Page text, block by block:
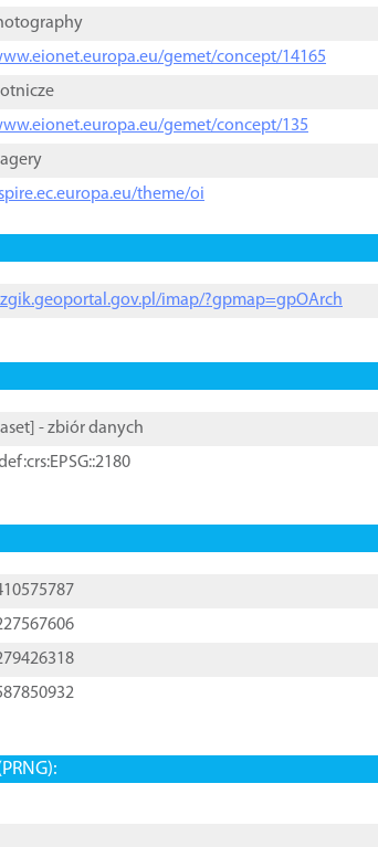
gemet/concept/14165
gemet/concept/135
theme/oi
imap/?gpmap=gpOArch
] - zbiór danych